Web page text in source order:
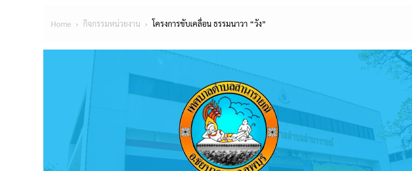
Home กิจกรรมหน่วยงาน โครงการขับเคลื่อน ธรรมนาวา “วัง”